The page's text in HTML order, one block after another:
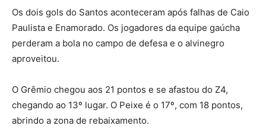
Os dois gols do Santos aconteceram após falhas de Caio
Paulista e Enamorado. Os jogadores da equipe gaúcha
perderam a bola no campo de defesa e o alvinegro
aproveitou.
O Grêmio chegou aos 21 pontos e se afastou do Z4,
chegando ao 13º lugar. O Peixe é o 17º, com 18 pontos,
abrindo a zona de rebaixamento.